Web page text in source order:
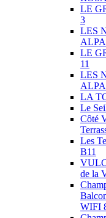
LE
3
LES
LE
11
LES
LA
Le
Côté
Les
B11
de la
WIFI